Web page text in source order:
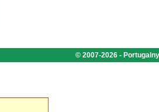
© 2007-2026 -